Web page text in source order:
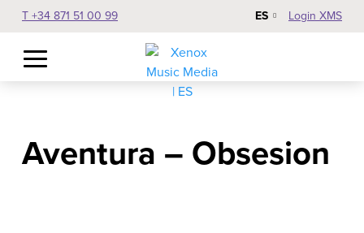
T +34 871 51 00 99 ES Login XMS
Aventura – Obsesion